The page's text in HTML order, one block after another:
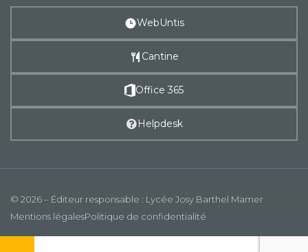
WebUntis
Cantine
Office 365
Helpdesk
© 2026 – Éditeur responsable : Lycée Josy Barthel Mamer
Mentions légalesPolitique de confidentialité